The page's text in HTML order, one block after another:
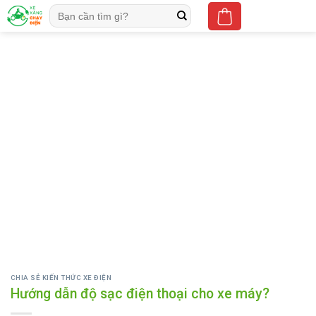
Skip
to
Tìm
kiếm:
CHIA SẺ KIẾN THỨC XE ĐIỆN
Hướng dẫn độ sạc điện thoại cho xe máy?